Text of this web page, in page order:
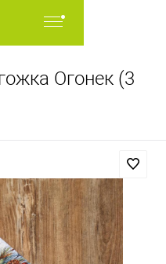
Огонек (3